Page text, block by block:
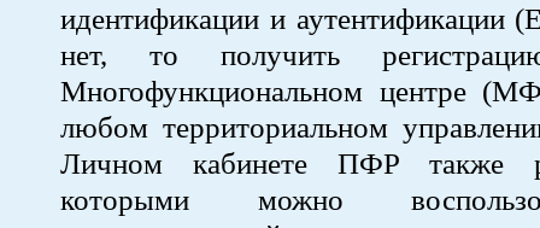
идентификации и аутентификации
нет, то получить
Многофункциональном центре
любом территориальном
Личном кабинете ПФР также
которыми можно